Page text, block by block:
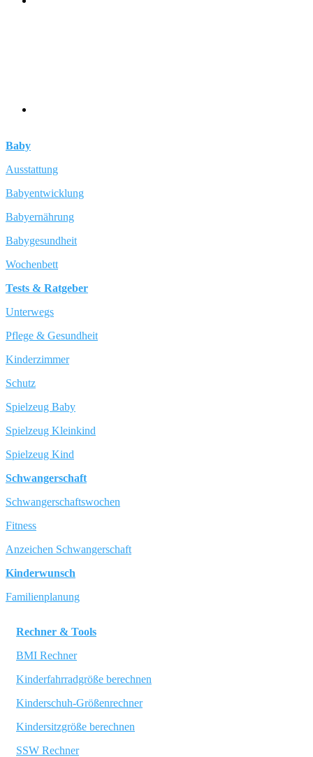
Baby
Ausstattung
Babyentwicklung
Babyernährung
Babygesundheit
Wochenbett
Tests & Ratgeber
Unterwegs
Pflege & Gesundheit
Kinderzimmer
Schutz
Spielzeug Baby
Spielzeug Kleinkind
Spielzeug Kind
Schwangerschaft
Schwangerschaftswochen
Fitness
Anzeichen Schwangerschaft
Kinderwunsch
Familienplanung
Rechner & Tools
BMI Rechner
Kinderfahrradgröße berechnen
Kinderschuh-Größenrechner
Kindersitzgröße berechnen
SSW Rechner